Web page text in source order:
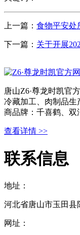
上一篇： 食物平安处
下一篇： 关于开展
唐山Z6·尊龙时凯官
冷藏加工、肉制品生
商品牌：千喜鹤、双
查看详情 >>
联系信息
地址：
河北省唐山市玉田县
网址：